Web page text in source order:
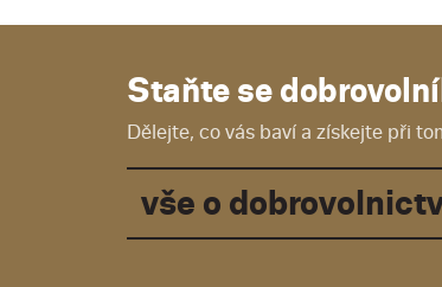
Staňte se
Dělejte, co vás baví a získejte při
vše o